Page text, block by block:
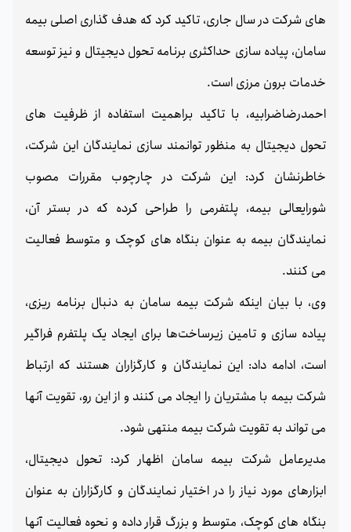
های شرکت در سال جاری، تاکید کرد که هدف گذاری اصلی بیمه
سامان، پیاده سازی حداکثری برنامه تحول دیجیتال و نیز توسعه
خدمات برون مرزی است.
احمدرضاضرابیه، با تاکید براهمیت استفاده از ظرفیت های
تحول دیجیتال به منظور توانمند سازی نمایندگان این شرکت،
خاطرنشان کرد: این شرکت در چارچوب مقررات مصوب
شورایعالی بیمه، پلتفرمی را طراحی کرده که در بستر آن،
نمایندگان بیمه به عنوان بنگاه های کوچک و متوسط فعالیت
می کنند.
وی، با بیان اینکه شرکت بیمه سامان به دنبال برنامه ریزی،
پیاده سازی و تامین زیرساخت‌ها برای ایجاد یک پلتفرم فراگیر
است، ادامه داد: این نمایندگان و کارگزاران هستند که ارتباط
شرکت بیمه با مشتریان را ایجاد می کنند و از این رو، تقویت آنها
می تواند به تقویت شرکت بیمه منتهی شود.
مدیرعامل شرکت بیمه سامان اظهار کرد: تحول دیجیتال،
ابزارهای مورد نیاز را در اختیار نمایندگان و کارگزاران به عنوان
بنگاه های کوچک، متوسط و بزرگ قرار داده و نحوه فعالیت آنها